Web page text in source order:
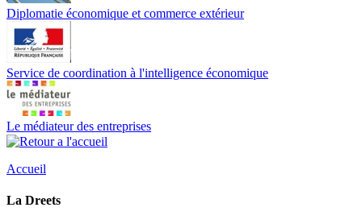
Diplomatie économique et commerce extérieur
Service de coordination à l'intelligence économique
Le médiateur des entreprises
Accueil
La Dreets